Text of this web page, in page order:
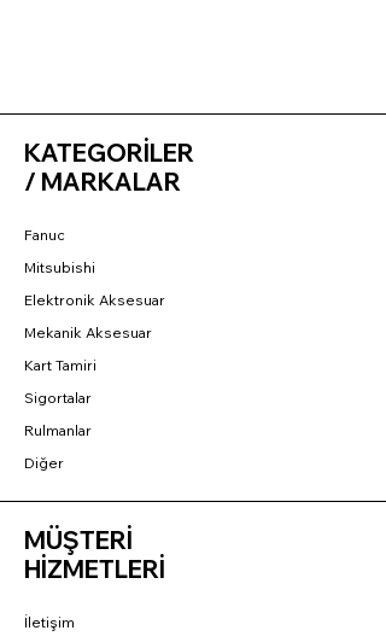
KATEGORİLER
/ MARKALAR
Fanuc
Mitsubishi
Elektronik Aksesuar
Mekanik Aksesuar
Kart Tamiri
Sigortalar
Rulmanlar
Diğer
MÜŞTERİ
HİZMETLERİ
İletişim